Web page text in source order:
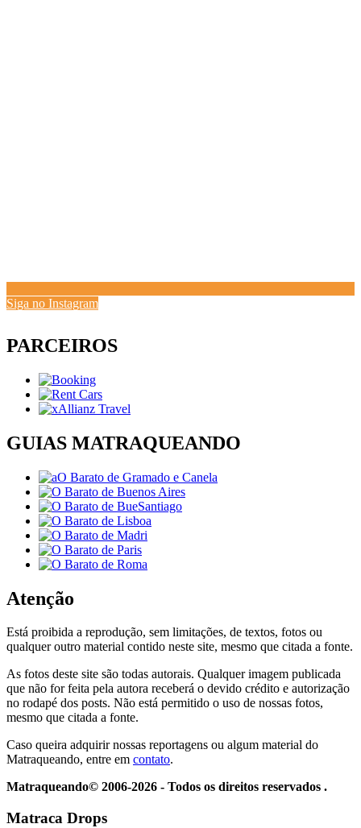
Siga no Instagram
PARCEIROS
GUIAS MATRAQUEANDO
Atenção
Está proibida a reprodução, sem limitações, de textos, fotos ou
qualquer outro material contido neste site, mesmo que citada a fonte.
As fotos deste site são todas autorais. Qualquer imagem publicada
que não for feita pela autora receberá o devido crédito e autorização
no rodapé dos posts. Não está permitido o uso de nossas fotos,
mesmo que citada a fonte.
Caso queira adquirir nossas reportagens ou algum material do
Matraqueando, entre em contato.
Matraqueando© 2006-2026 - Todos os direitos reservados .
Matraca Drops